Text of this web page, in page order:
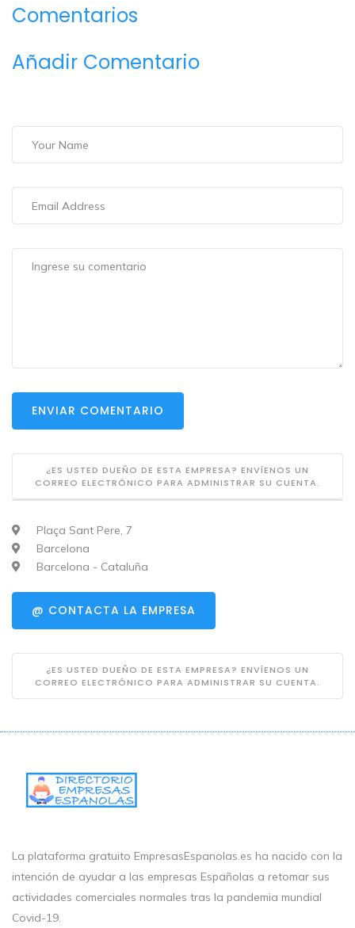
Comentarios
Añadir Comentario
ENVIAR COMENTARIO
¿ES USTED DUEÑO DE ESTA EMPRESA? ENVÍENOS UN
CORREO ELECTRÓNICO PARA ADMINISTRAR SU CUENTA.
Plaça Sant Pere, 7
Barcelona
Barcelona - Cataluña
@ CONTACTA LA EMPRESA
¿ES USTED DUEÑO DE ESTA EMPRESA? ENVÍENOS UN
CORREO ELECTRÓNICO PARA ADMINISTRAR SU CUENTA.
La plataforma gratuito EmpresasEspanolas.es ha nacido con la
intención de ayudar a las empresas Españolas a retomar sus
actividades comerciales normales tras la pandemia mundial
Covid-19.